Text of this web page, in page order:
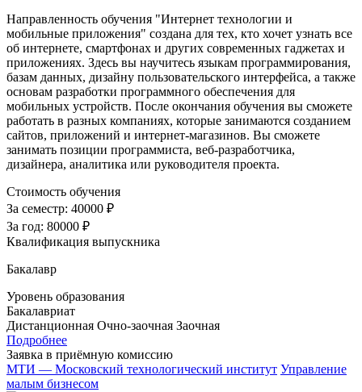
Направленность обучения "Интернет технологии и
мобильные приложения" создана для тех, кто хочет узнать все
об интернете, смартфонах и других современных гаджетах и
приложениях. Здесь вы научитесь языкам программирования,
базам данных, дизайну пользовательского интерфейса, а также
основам разработки программного обеспечения для
мобильных устройств. После окончания обучения вы сможете
работать в разных компаниях, которые занимаются созданием
сайтов, приложений и интернет-магазинов. Вы сможете
занимать позиции программиста, веб-разработчика,
дизайнера, аналитика или руководителя проекта.
Стоимость обучения
За семестр: 40000 ₽
За год: 80000 ₽
Квалификация выпускника
Бакалавр
Уровень образования
Бакалавриат
Дистанционная Очно-заочная Заочная
Подробнее
Заявка в приёмную комиссию
МТИ — Московский технологический институт Управление
малым бизнесом